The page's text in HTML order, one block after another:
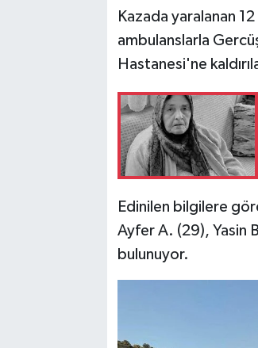
Kazada yaralanan
ambulanslarla
Hastanesi'ne
Edinilen bilgilere
Ayfer A. (29), Yasin
bulunuyor.